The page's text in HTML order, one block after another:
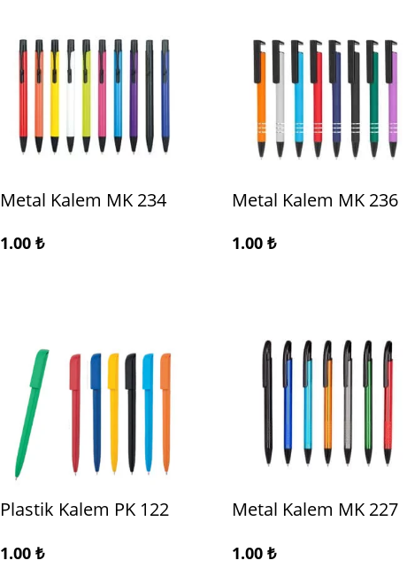
Metal Kalem MK 234
1.00 ₺
Metal Kalem MK 236
1.00 ₺
Plastik Kalem PK 122
1.00 ₺
Metal Kalem MK 227
1.00 ₺